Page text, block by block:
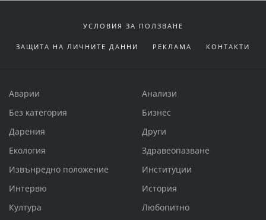
УСЛОВИЯ ЗА ПОЛЗВАНЕ
ЗАЩИТА НА ЛИЧНИТЕ ДАННИ РЕКЛАМА КОНТАКТИ
Аварии
Анализи
Без категория
Бизнес
Дарения
Други
Екология
Здравеопазване
Извънредно положение
Институции
Интервю
История
Култура
Любопитно